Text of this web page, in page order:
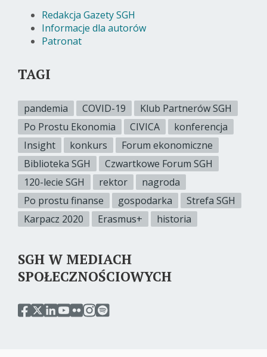
Redakcja Gazety SGH
Informacje dla autorów
Patronat
TAGI
pandemia COVID-19
Klub Partnerów SGH
Po Prostu Ekonomia
CIVICA
konferencja
Insight
konkurs
Forum ekonomiczne
Biblioteka SGH
Czwartkowe Forum SGH
120-lecie SGH
rektor
nagroda
Po prostu finanse
gospodarka
Strefa SGH
Karpacz 2020
Erasmus+ historia
SGH W MEDIACH
SPOŁECZNOŚCIOWYCH
przejdź
przejdź
przejdź
przejdź
przejdź
przejdźprzejdź